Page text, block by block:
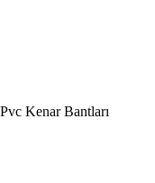
Kenar Bantları